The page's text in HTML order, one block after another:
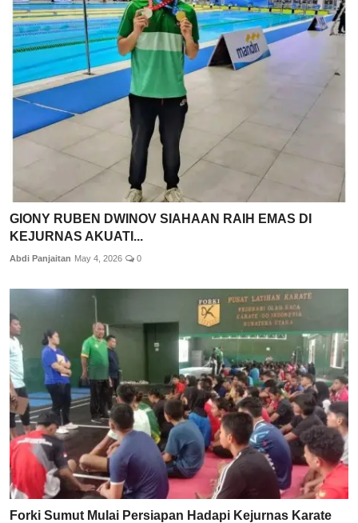
GIONY RUBEN DWINOV SIAHAAN RAIH EMAS DI
KEJURNAS AKUATI...
Abdi Panjaitan May 4, 2026 0
Forki Sumut Mulai Persiapan Hadapi Kejurnas Karate